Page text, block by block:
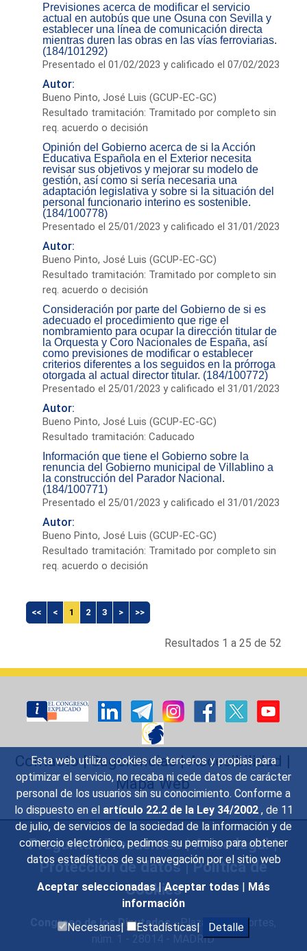
Esta web utiliza cookies de terceros y propias para
optimizar el servicio, no recaba ni cede datos de carácter
personal de los usuarios sin su conocimiento. Conforme a
lo dispuesto en el artículo 22.2 de la Ley 34/2002 , de 11
de julio, de servicios de la sociedad de la información y de
comercio electrónico, pedimos su permiso para obtener
datos estadísticos de su navegación por el sitio web
Aceptar seleccionadas | Aceptar todas | Más
información
Necesarias|
Estadísticas| Detalle
Previsiones acerca de modificar el servicio
actual en autobús que une Osuna con Sevilla y
establecer una línea de comunicación directa
mientras duren las obras en las vías ferroviarias.
(184/101292)
Presentado el 01/02/2023 y calificado el 07/02/2023
Autor:
Bueno Pinto, José Luis (GCUP-EC-GC)
Resultado tramitación: Tramitado por completo sin
req. acuerdo o decisión
Opinión del Gobierno acerca de si la Acción
Educativa Española en el Exterior necesita
revisar sus objetivos y mejorar su modelo de
gestión, así como si sería necesaria una
adaptación legislativa y sobre si la situación del
personal funcionario interino es sostenible.
(184/100778)
Presentado el 25/01/2023 y calificado el 31/01/2023
Autor:
Bueno Pinto, José Luis (GCUP-EC-GC)
Resultado tramitación: Tramitado por completo sin
req. acuerdo o decisión
Consideración por parte del Gobierno de si es
adecuado el procedimiento que rige el
nombramiento para ocupar la dirección titular de
la Orquesta y Coro Nacionales de España, así
como previsiones de modificar o establecer
criterios diferentes a los seguidos en la prórroga
otorgada al actual director titular. (184/100772)
Presentado el 25/01/2023 y calificado el 31/01/2023
Autor:
Bueno Pinto, José Luis (GCUP-EC-GC)
Resultado tramitación: Caducado
Información que tiene el Gobierno sobre la
renuncia del Gobierno municipal de Villablino a
la construcción del Parador Nacional.
(184/100771)
Presentado el 25/01/2023 y calificado el 31/01/2023
Autor:
Bueno Pinto, José Luis (GCUP-EC-GC)
Resultado tramitación: Tramitado por completo sin
req. acuerdo o decisión
<< < 1 2 3 > >>
Resultados 1 a 25 de 52
Contacto|Sugerencias|Accesibilidad |
Mapa Web
Preguntas Frecuentes|Aviso legal|
Protección de datos|Política de
Cookies
Congreso de los Diputados- Plaza de las Cortes,
núm. 1 - 28014 - MADRID